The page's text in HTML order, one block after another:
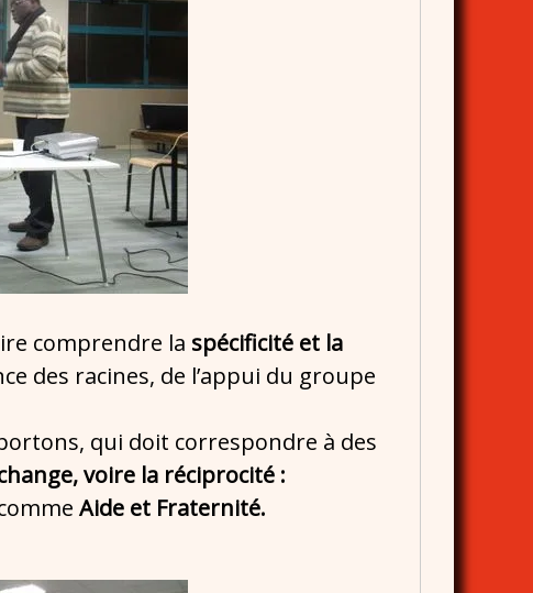
comprendre la spécificité et la
des racines, de l’appui du groupe
qui doit correspondre à des
voire la réciprocité :
Aide et Fraternité.